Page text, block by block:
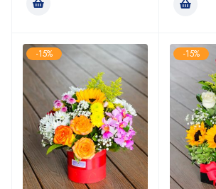
-15% -15%